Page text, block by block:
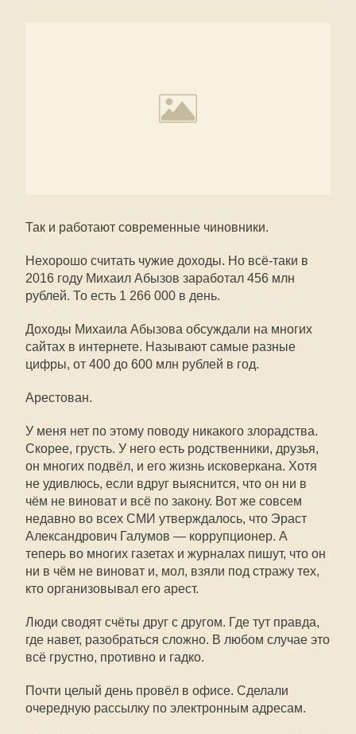
Так и работают современные чиновники.
Нехорошо считать чужие доходы. Но всё-таки в
2016 году Михаил Абызов заработал 456 млн
рублей. То есть 1 266 000 в день.
Доходы Михаила Абызова обсуждали на многих
сайтах в интернете. Называют самые разные
цифры, от 400 до 600 млн рублей в год.
Арестован.
У меня нет по этому поводу никакого злорадства.
Скорее, грусть. У него есть родственники, друзья,
он многих подвёл, и его жизнь исковеркана. Хотя
не удивлюсь, если вдруг выяснится, что он ни в
чём не виноват и всё по закону. Вот же совсем
недавно во всех СМИ утверждалось, что Эраст
Александрович Галумов — коррупционер. А
теперь во многих газетах и журналах пишут, что он
ни в чём не виноват и, мол, взяли под стражу тех,
кто организовывал его арест.
Люди сводят счёты друг с другом. Где тут правда,
где навет, разобраться сложно. В любом случае это
всё грустно, противно и гадко.
Почти целый день провёл в офисе. Сделали
очередную рассылку по электронным адресам.